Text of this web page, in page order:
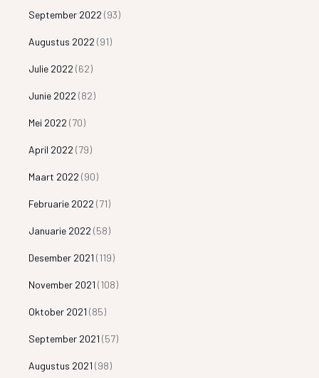
September 2022 (93)
Augustus 2022 (91)
Julie 2022 (62)
Junie 2022 (82)
Mei 2022 (70)
April 2022 (79)
Maart 2022 (90)
Februarie 2022 (71)
Januarie 2022 (58)
Desember 2021 (119)
November 2021 (108)
Oktober 2021 (85)
September 2021 (57)
Augustus 2021 (98)